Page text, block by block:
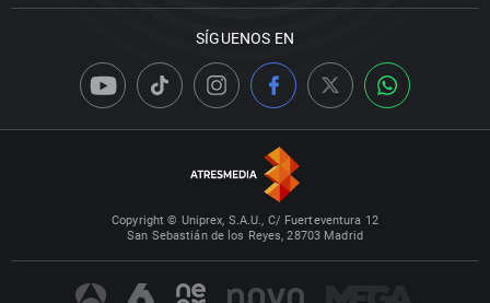
SÍGUENOS EN
Copyright © Uniprex, S.A.U., C/ Fuerteventura 12
San Sebastián de los Reyes, 28703 Madrid